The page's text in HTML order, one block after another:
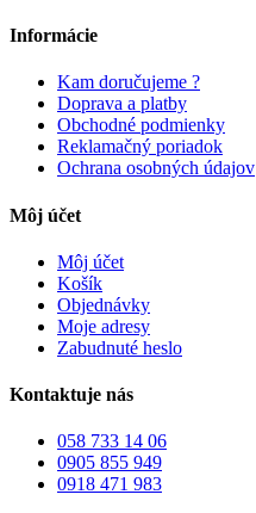
Informácie
Kam doručujeme ?
Doprava a platby
Obchodné podmienky
Reklamačný poriadok
Ochrana osobných údajov
Môj účet
Môj účet
Košík
Objednávky
Moje adresy
Zabudnuté heslo
Kontaktuje nás
058 733 14 06
0905 855 949
0918 471 983